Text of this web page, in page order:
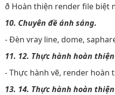
ð Hoàn thiện render file biệt
10. Chuyên đề ánh sáng.
- Đèn vray line, dome,
11. 12. Thực hành hoàn
- Thực hành vẽ, render hoàn
13. 14. Thực hành hoàn